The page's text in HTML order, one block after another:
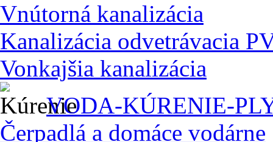
Vnútorná kanalizácia
Kanalizácia odvetrávacia
Vonkajšia kanalizácia
VODA-KÚRENIE-
Čerpadlá a domáce vodárne